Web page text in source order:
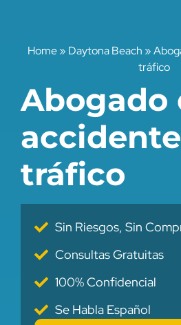
Home» Daytona Beach »
tráfico
Abogado
tráfico
Sin Riesgos, Sin
Consultas Gratuitas
100% Confidencial
Se Habla Español